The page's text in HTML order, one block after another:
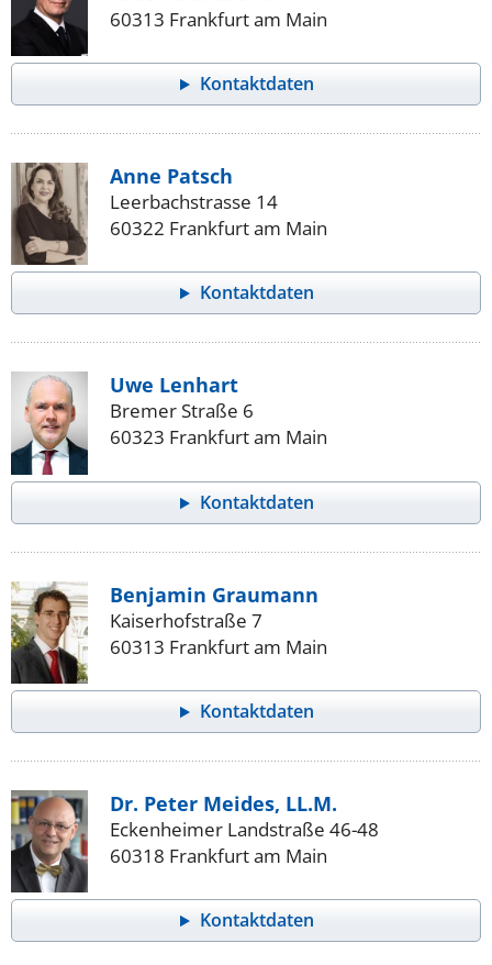
60313 Frankfurt am Main
Kontaktdaten
Anne Patsch
Leerbachstrasse 14
60322 Frankfurt am Main
Kontaktdaten
Uwe Lenhart
Bremer Straße 6
60323 Frankfurt am Main
Kontaktdaten
Benjamin Graumann
Kaiserhofstraße 7
60313 Frankfurt am Main
Kontaktdaten
Dr. Peter Meides, LL.M.
Eckenheimer Landstraße 46-48
60318 Frankfurt am Main
Kontaktdaten